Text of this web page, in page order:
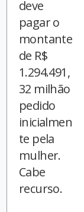
deve
pagar o
montante
de R$
1.294.491,
32 milhão
pedido
inicialmen
te pela
mulher.
Cabe
recurso.